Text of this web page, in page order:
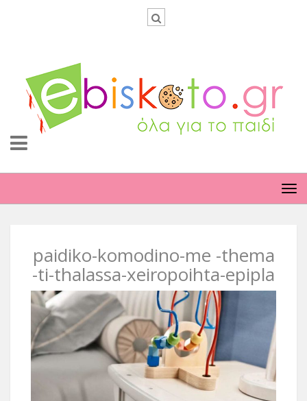
paidiko-komodino-me -thema
-ti-thalassa-xeiropoihta-epipla